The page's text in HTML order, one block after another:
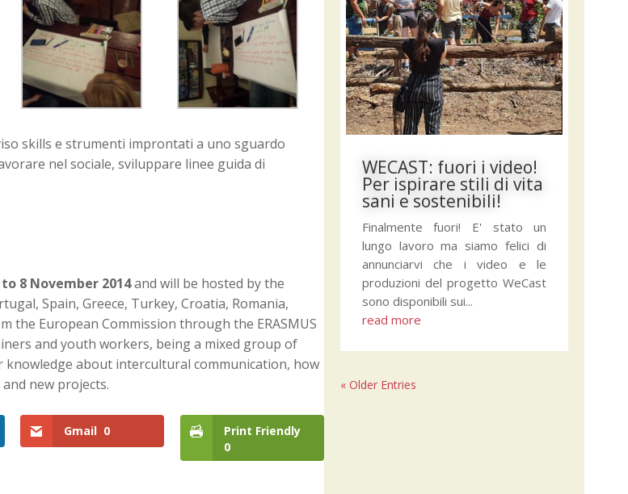
skills e strumenti improntati a uno sguardo
nel sociale, sviluppare linee guida di
to 8 November 2014and will be hosted by the
Spain, Greece, Turkey, Croatia, Romania,
the European Commission through the ERASMUS
and youth workers, being a mixed group of
about intercultural communication, how
new projects.
Gmail 0
Print Friendly
0
WECAST: fuori i video!
Per ispirare stili di vita
sani e sostenibili!
Finalmente fuori! E' stato un
lungo lavoro ma siamo felici di
annunciarvi che i video e le
produzioni del progetto WeCast
sono disponibili sui...
read more
« Older Entries